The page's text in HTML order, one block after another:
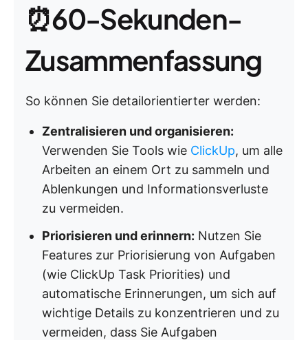
⏰60-Sekunden-
Zusammenfassung
So können Sie detailorientierter werden:
Zentralisieren und organisieren:
Verwenden Sie Tools wie ClickUp, um alle
Arbeiten an einem Ort zu sammeln und
Ablenkungen und Informationsverluste
zu vermeiden.
Priorisieren und erinnern: Nutzen Sie
Features zur Priorisierung von Aufgaben
(wie ClickUp Task Priorities) und
automatische Erinnerungen, um sich auf
wichtige Details zu konzentrieren und zu
vermeiden, dass Sie Aufgaben